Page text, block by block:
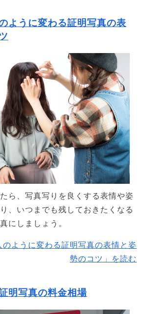
ように変わる証明写真の表
ら、写真写りを良くする表情や姿
、いつまでも残しておきたくなる
にしましょう。
のように変わる証明写真の表情と姿
勢のコツ」を読む
明写真の料金相場